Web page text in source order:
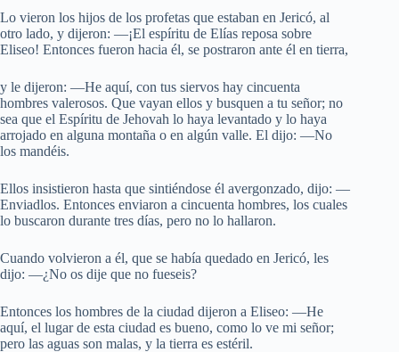
Lo vieron los hijos de los profetas que estaban en Jericó, al
otro lado, y dijeron: —¡El espíritu de Elías reposa sobre
Eliseo! Entonces fueron hacia él, se postraron ante él en tierra,
y le dijeron: —He aquí, con tus siervos hay cincuenta
hombres valerosos. Que vayan ellos y busquen a tu señor; no
sea que el Espíritu de Jehovah lo haya levantado y lo haya
arrojado en alguna montaña o en algún valle. El dijo: —No
los mandéis.
Ellos insistieron hasta que sintiéndose él avergonzado, dijo: —
Enviadlos. Entonces enviaron a cincuenta hombres, los cuales
lo buscaron durante tres días, pero no lo hallaron.
Cuando volvieron a él, que se había quedado en Jericó, les
dijo: —¿No os dije que no fueseis?
Entonces los hombres de la ciudad dijeron a Eliseo: —He
aquí, el lugar de esta ciudad es bueno, como lo ve mi señor;
pero las aguas son malas, y la tierra es estéril.